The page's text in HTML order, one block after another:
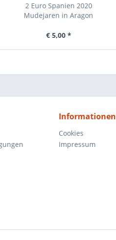
2 Euro Spanien 2020
Mudejaren in Aragon
€ 5,00 *
Informationen
Cookies
Impressum